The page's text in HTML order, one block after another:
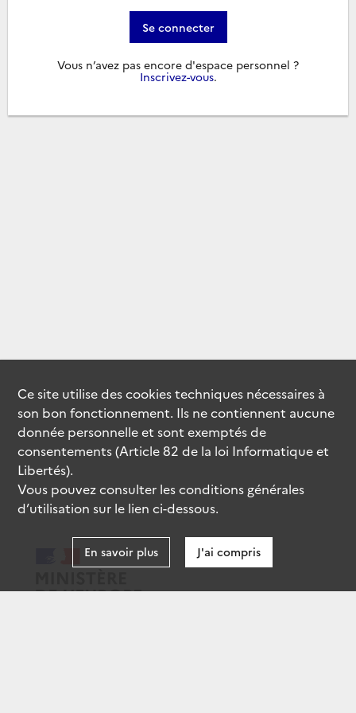
Se connecter
Vous n’avez pas encore d'espace personnel ?
Inscrivez-vous.
Ce site utilise descookiestechniques nécessaires à
son bon fonctionnement. Ils ne contiennent aucune
donnée personnelle et sont exemptés de
consentements (Article 82 de la loi Informatique et
Libertés).
Vous pouvez consulter les conditions générales
d’utilisation sur le lien ci-dessous.
En savoir plus J'ai compris